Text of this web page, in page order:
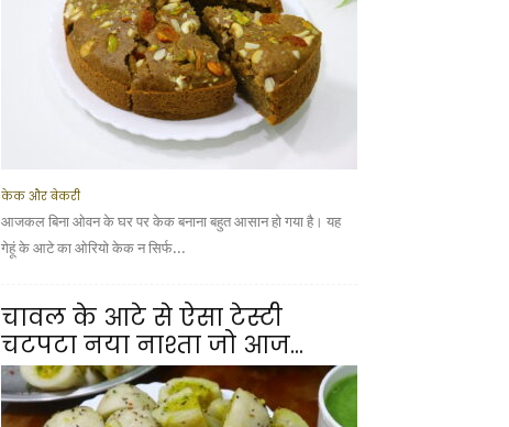
केक और बेकरी
आजकल बिना ओवन के घर पर केक बनाना बहुत आसान हो गया है। यह
गेहूं के आटे का ओरियो केक न सिर्फ...
चावल के आटे से ऐसा टेस्टी
चटपटा नया नाश्ता जो आज...